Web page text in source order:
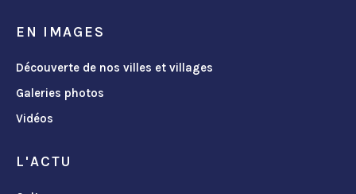
EN IMAGES
Découverte de nos villes et villages
Galeries photos
Vidéos
L'ACTU